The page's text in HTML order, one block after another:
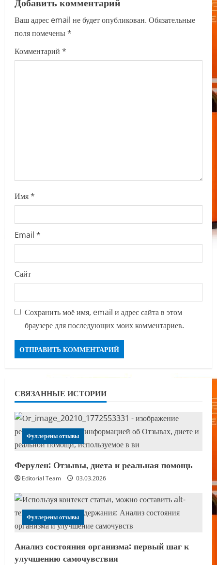
v
i
g
Ваш адрес email не будет опубликован. Обязательные
поля помечены*
Комментарий *
Имя*
Email *
Сайт
Сохранить моё имя, email и адрес сайта в этом
браузере для последующих моих комментариев.
СВЯЗАННЫЕ ИСТОРИИ
Фуллерены отзывы
Ферулен: Отзывы, диета и реальная помощь
Editorial Team 03.03.2026
Фуллерены отзывы
Анализ состояния организма: первый шаг к
улучшению самочувствия